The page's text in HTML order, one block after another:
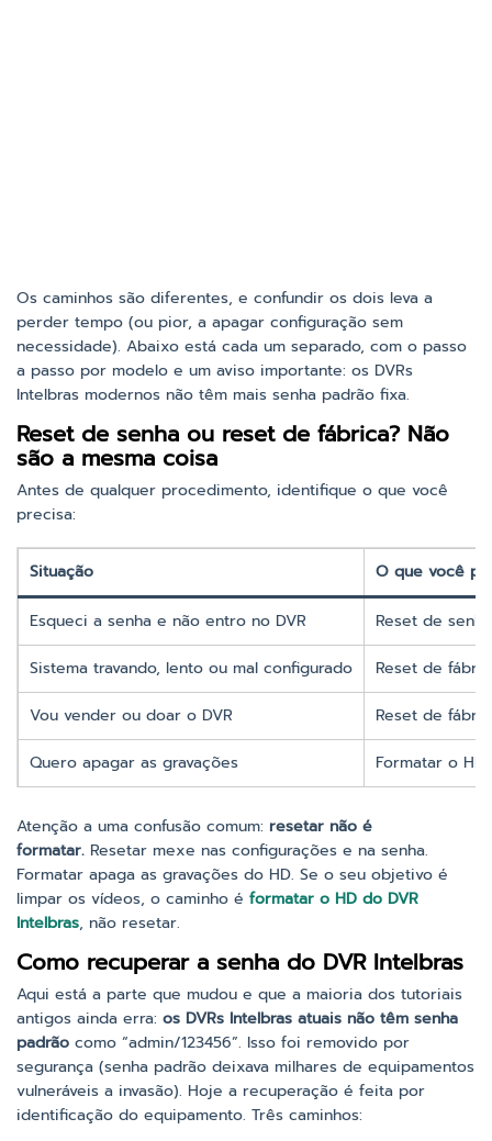
Os caminhos são diferentes, e confundir os dois leva a
perder tempo (ou pior, a apagar configuração sem
necessidade). Abaixo está cada um separado, com o passo
a passo por modelo e um aviso importante: os DVRs
Intelbras modernos não têm mais senha padrão fixa.
Reset de senha ou reset de fábrica? Não
são a mesma coisa
Antes de qualquer procedimento, identifique o que você
precisa:
Situação O que você
Esqueci a senha e não entro no DVR Reset de
Sistema travando, lento ou mal configurado Reset de
Vou vender ou doar o DVR Reset de
Quero apagar as gravações Formatar o
Atenção a uma confusão comum: resetar não é
formatar. Resetar mexe nas configurações e na senha.
Formatar apaga as gravações do HD. Se o seu objetivo é
limpar os vídeos, o caminho é formatar o HD do DVR
Intelbras, não resetar.
Como recuperar a senha do DVR Intelbras
Aqui está a parte que mudou e que a maioria dos tutoriais
antigos ainda erra: os DVRs Intelbras atuais não têm senha
padrão como “admin/123456”. Isso foi removido por
segurança (senha padrão deixava milhares de equipamentos
vulneráveis a invasão). Hoje a recuperação é feita por
identificação do equipamento. Três caminhos: